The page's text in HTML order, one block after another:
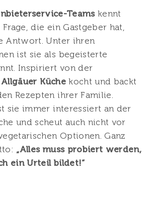
Teamskennt
die ein Gastgeber hat,
Antwort. Unter ihren
ist sie als begeisterte
Inspiriert von der
Allgäuer Küchekocht und backt
Rezepten ihrer Familie.
sie immer interessiert an der
und scheut auch nicht vor
Optionen. Ganz
„Alles muss probiert werden,
ein Urteil bildet!“